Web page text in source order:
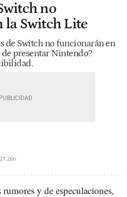
no
la Switch Lite
de Switch no funcionarán en
presentar Nintendo?
21:26h
y de especulaciones,